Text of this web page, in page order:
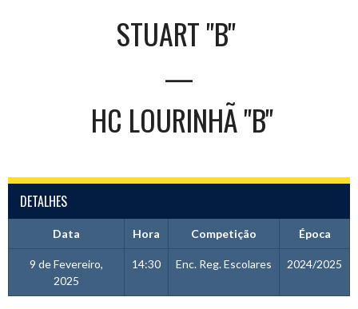
STUART "B"
—
HC LOURINHÃ "B"
DETALHES
Data Hora Competição Época
9 de Fevereiro,
2025
14:30 Enc. Reg. Escolares 2024/2025